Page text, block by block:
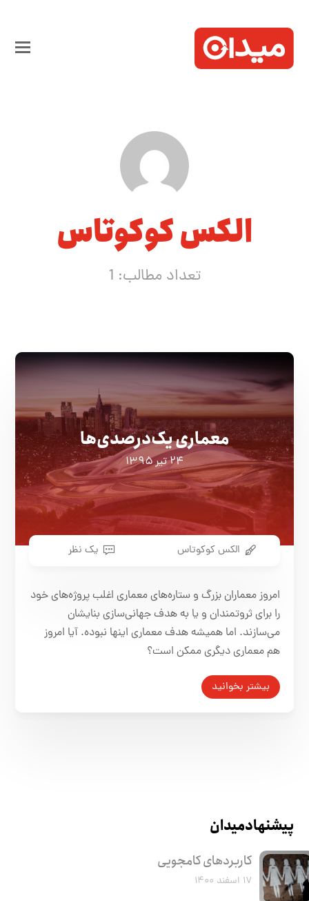
الکس کوکوتاس
تعداد مطالب: 1
معماری یک‌درصدی‌ها
۲۴ تیر ۱۳۹۵
الکس کوکوتاس یک نظر
امروز معماران بزرگ و ستاره‌های معماری اغلب پروژه‌های خود
را برای ثروتمندان و یا به هدف جهانی‌سازی بنایشان
می‌سازند. اما همیشه هدف معماری اینها نبوده. آیا امروز
هم معماری دیگری ممکن است؟
بیشتر بخوانید
پیشنهاد میدان
کاربرد‌های کامجویی
۱۷ اسفند ۱۴۰۰